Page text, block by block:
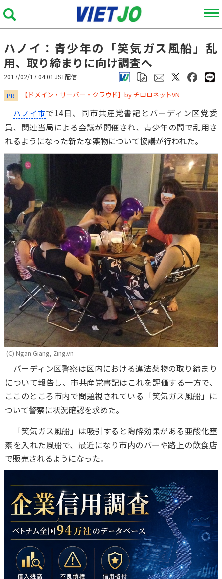
ハノイ：青少年の「笑気ガス風船」乱
用、取り締まりに向け調査へ
2017/02/17 04:01 JST配信
PR ​​​​​​​【ドメイン・サーバー・クラウド】by チロロネットVN
ハノイ市で14日、同市共産党書記とバーディン区党委
員、関連当局による会議が開催され、青少年の間で乱用さ
れるようになった新たな薬物について協議が行われた。
(C) Ngan Giang, Zing.vn
バーディン区警察は区内における違法薬物の取り締まり
について報告し、市共産党書記はこれを評価する一方で、
ここのところ市内で問題視されている「笑気ガス風船」に
ついて警察に状況確認を求めた。
「笑気ガス風船」は吸引すると陶酔効果がある亜酸化窒
素を入れた風船で、最近になり市内のバーや路上の飲食店
で販売されるようになった。